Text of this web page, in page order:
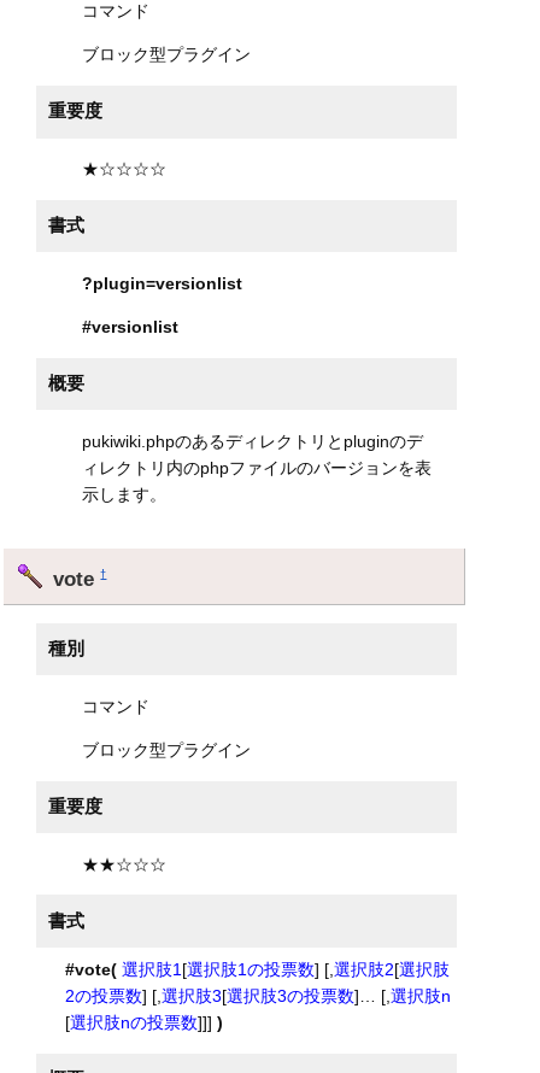
コマンド
ブロック型プラグイン
重要度
★☆☆☆☆
書式
?plugin=versionlist
#versionlist
概要
pukiwiki.phpのあるディレクトリとpluginのデ
ィレクトリ内のphpファイルのバージョンを表
示します。
vote†
種別
コマンド
ブロック型プラグイン
重要度
★★☆☆☆
書式
#vote( 選択肢1[選択肢1の投票数] [,選択肢2[選択肢
2の投票数] [,選択肢3[選択肢3の投票数]… [,選択肢n
[選択肢nの投票数]]] )